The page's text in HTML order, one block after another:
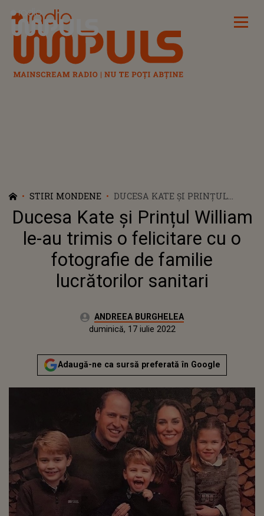
Radio Impuls
STIRI MONDENE
DUCESA KATE ȘI PRINȚUL
WILLIAM LE-AU TRIMIS O
FELICITARE CU O FOTOGRAFIE
DE FAMILIE LUCRĂTORILOR
SANITARI
Ducesa Kate și Prințul William
le-au trimis o felicitare cu o
fotografie de familie
lucrătorilor sanitari
Autor:ANDREEA BURGHELEA
marți, 15 decembrie 2020Actualizat:
duminică, 17 iulie 2022
Adaugă-ne ca sursă preferată în Google